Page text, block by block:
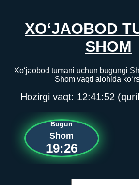
XO‘JAOBOD
SHOM
Xo‘jaobod tumani uchun bugungi
Shom vaqti alohida
Hozirgi vaqt: 12:41:52
Bugun
Shom
19:26